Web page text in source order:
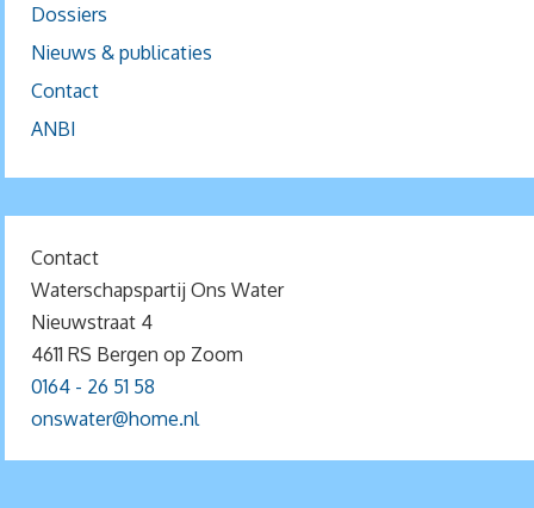
Dossiers
Nieuws & publicaties
Contact
ANBI
Contact
Waterschapspartij Ons Water
Nieuwstraat 4
4611 RS Bergen op Zoom
0164 - 26 51 58
onswater@home.nl